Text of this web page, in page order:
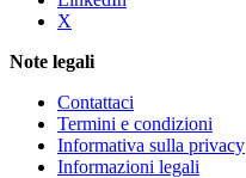
X
Note legali
Contattaci
Termini e condizioni
Informativa sulla privacy
Informazioni legali